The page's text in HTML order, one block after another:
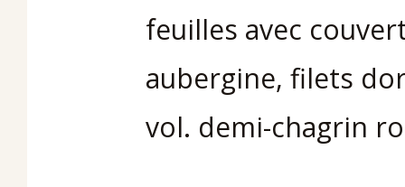
feuilles avec
aubergine, filets
vol. demi-chagrin